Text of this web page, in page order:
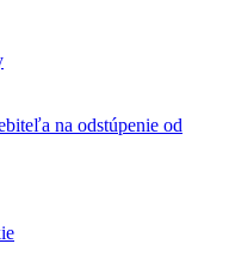
na odstúpenie od